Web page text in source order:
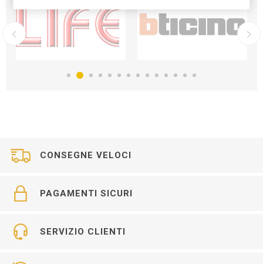
CONSEGNE VELOCI
PAGAMENTI SICURI
SERVIZIO CLIENTI